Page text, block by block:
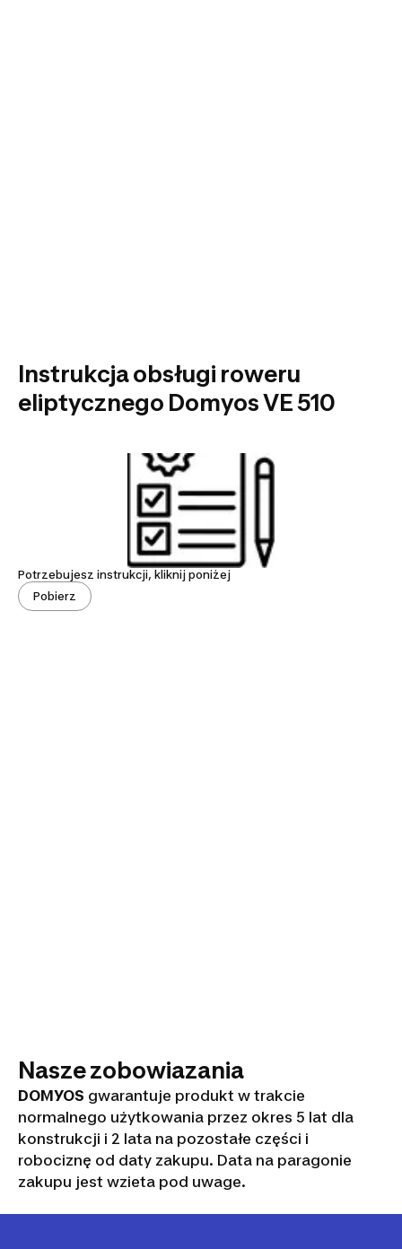
Instrukcja obsługi roweru
eliptycznego Domyos VE 510
Potrzebujesz instrukcji, kliknij poniżej
Pobierz
Nasze zobowiazania
DOMYOS gwarantuje produkt w trakcie
normalnego użytkowania przez okres 5 lat dla
konstrukcji i 2 lata na pozostałe części i
robociznę od daty zakupu. Data na paragonie
zakupu jest wzieta pod uwage.